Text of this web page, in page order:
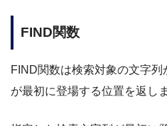
FIND関数
FIND関数は検索対象の文字列
が最初に登場する位置を返しま